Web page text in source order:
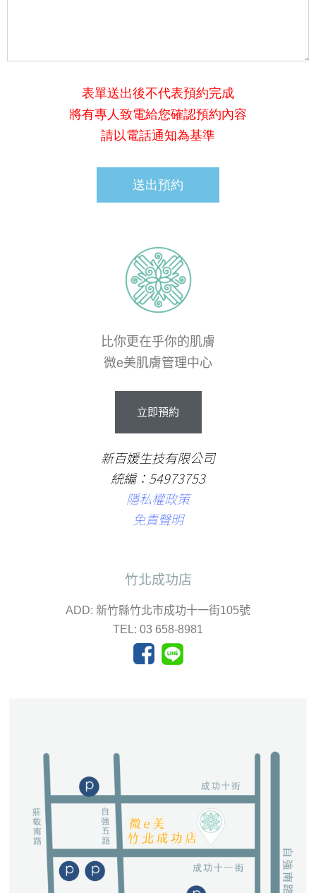
表單送出後不代表預約完成
將有專人致電給您確認預約內容
請以電話通知為基準
比你更在乎你的肌膚
微e美肌膚管理中心
立即預約
新百媛生技有限公司
統編：54973753
隱私權政策
免責聲明
竹北成功店
ADD: 新竹縣竹北市成功十一街105號
TEL: 03 658-8981